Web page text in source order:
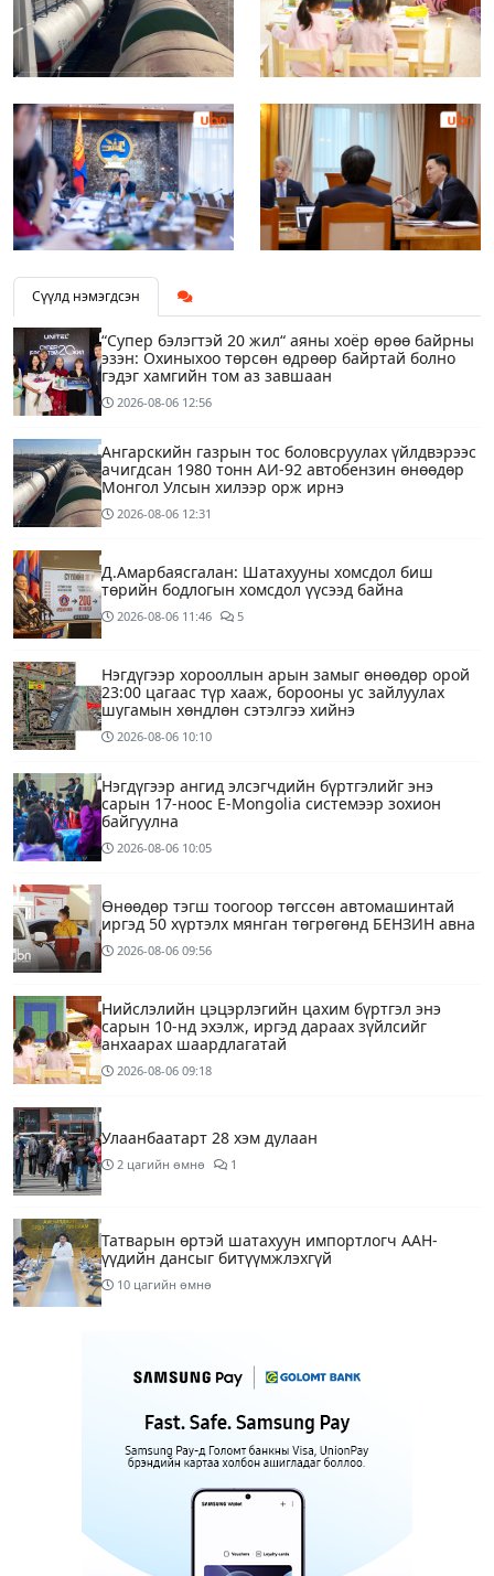
Сүүлд нэмэгдсэн
“Супер бэлэгтэй 20 жил“ аяны хоёр өрөө байрны
эзэн: Охиныхоо төрсөн өдрөөр байртай болно
гэдэг хамгийн том аз завшаан
2026-08-06 12:56
Ангарскийн газрын тос боловсруулах үйлдвэрээс
ачигдсан 1980 тонн АИ-92 автобензин өнөөдөр
Монгол Улсын хилээр орж ирнэ
2026-08-06 12:31
Д.Амарбаясгалан: Шатахууны хомсдол биш
төрийн бодлогын хомсдол үүсээд байна
2026-08-06 11:46 5
Нэгдүгээр хорооллын арын замыг өнөөдөр орой
23:00 цагаас түр хааж, борооны ус зайлуулах
шугамын хөндлөн сэтэлгээ хийнэ
2026-08-06 10:10
Нэгдүгээр ангид элсэгчдийн бүртгэлийг энэ
сарын 17-ноос E-Mongolia системээр зохион
байгуулна
2026-08-06 10:05
Өнөөдөр тэгш тоогоор төгссөн автомашинтай
иргэд 50 хүртэлх мянган төгрөгөнд БЕНЗИН авна
2026-08-06 09:56
Нийслэлийн цэцэрлэгийн цахим бүртгэл энэ
сарын 10-нд эхэлж, иргэд дараах зүйлсийг
анхаарах шаардлагатай
2026-08-06 09:18
Улаанбаатарт 28 хэм дулаан
2 цагийн өмнө 1
Татварын өртэй шатахуун импортлогч ААН-
үүдийн дансыг битүүмжлэхгүй
10 цагийн өмнө
үүлтэй
Шатахууны хомсдолтой холбогдуулан онцын
шаардлагагүй бол Монгол Улсад аялахгүй байхыг
АНУ-ын ЭСЯ-наас зөвлөжээ